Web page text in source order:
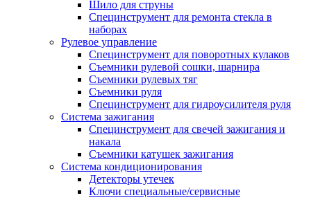
Шило для струны
Специнструмент для ремонта стекла в
наборах
Рулевое управление
Специнструмент для поворотных кулаков
Съемники рулевой сошки, шарнира
Съемники рулевых тяг
Съемники руля
Специнструмент для гидроусилителя руля
Система зажигания
Специнструмент для свечей зажигания и
накала
Съемники катушек зажигания
Система кондиционирования
Детекторы утечек
Ключи специальные/сервисные